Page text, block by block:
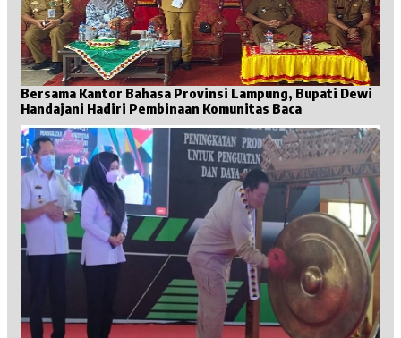
Bersama Kantor Bahasa Provinsi Lampung, Bupati Dewi
Handajani Hadiri Pembinaan Komunitas Baca